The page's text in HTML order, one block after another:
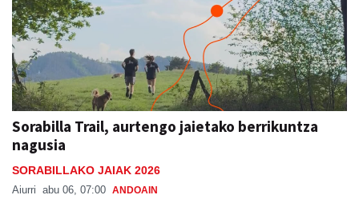
Sorabilla Trail, aurtengo jaietako berrikuntza
nagusia
SORABILLAKO JAIAK 2026
Aiurri abu 06, 07:00 ANDOAIN